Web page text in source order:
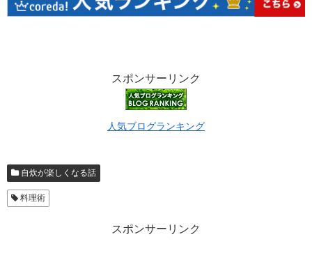
スポンサーリンク
人気ブログランキング
自炊が楽しくなる話
料理術
スポンサーリンク